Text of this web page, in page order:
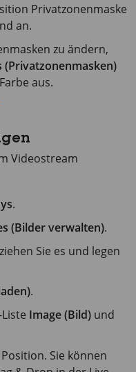
Privatzonenmaske
an.
zu ändern,
(Privatzonenmasken)
aus.
Videostream
.
(Bilder verwalten).
Sie es und legen
.
Image (Bild) und
Sie können